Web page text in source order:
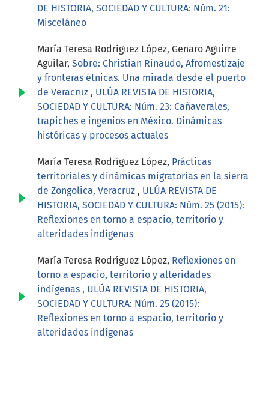
DE HISTORIA, SOCIEDAD Y CULTURA: Núm. 21:
Misceláneo
María Teresa Rodríguez López, Genaro Aguirre
Aguilar, Sobre: Christian Rinaudo, Afromestizaje
y fronteras étnicas. Una mirada desde el puerto
de Veracruz , ULÚA REVISTA DE HISTORIA,
SOCIEDAD Y CULTURA: Núm. 23: Cañaverales,
trapiches e ingenios en México. Dinámicas
históricas y procesos actuales
María Teresa Rodríguez López, Prácticas
territoriales y dinámicas migratorias en la sierra
de Zongolica, Veracruz , ULÚA REVISTA DE
HISTORIA, SOCIEDAD Y CULTURA: Núm. 25 (2015):
Reflexiones en torno a espacio, territorio y
alteridades indígenas
María Teresa Rodríguez López, Reflexiones en
torno a espacio, territorio y alteridades
indígenas , ULÚA REVISTA DE HISTORIA,
SOCIEDAD Y CULTURA: Núm. 25 (2015):
Reflexiones en torno a espacio, territorio y
alteridades indígenas